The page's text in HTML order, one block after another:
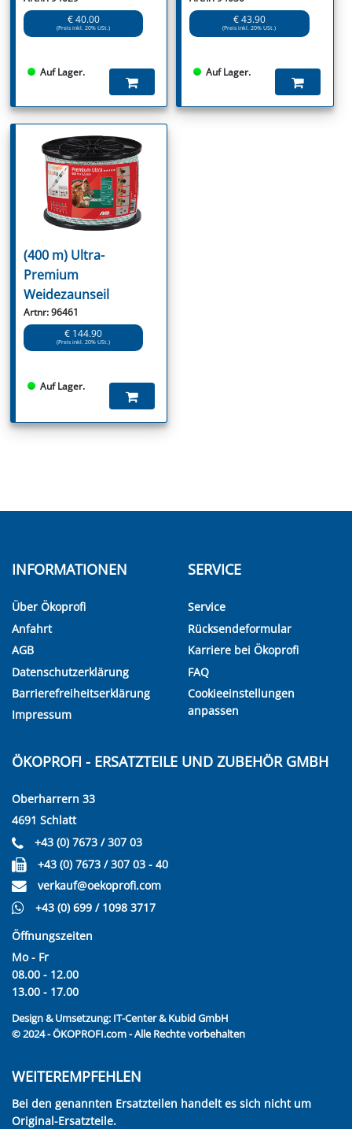
€ 40.00
(Preis inkl. 20% USt.)
Auf Lager.
€ 43.90
(Preis inkl. 20% USt.)
Auf Lager.
(400 m) Ultra-
Premium
Weidezaunseil
Artnr: 96461
€ 144.90
(Preis inkl. 20% USt.)
Auf Lager.
INFORMATIONEN
Über Ökoprofi
Anfahrt
AGB
Datenschutzerklärung
Barrierefreiheitserklärung
Impressum
SERVICE
Service
Rücksendeformular
Karriere bei Ökoprofi
FAQ
Cookieeinstellungen
anpassen
ÖKOPROFI - ERSATZTEILE UND ZUBEHÖR GMBH
Oberharrern 33
4691 Schlatt
+43 (0) 7673 / 307 03
+43 (0) 7673 / 307 03 - 40
verkauf@oekoprofi.com
+43 (0) 699 / 1098 3717
Öffnungszeiten
Mo - Fr
08.00 - 12.00
13.00 - 17.00
Design & Umsetzung: IT-Center & Kubid GmbH
© 2024 - ÖKOPROFI.com - Alle Rechte vorbehalten
WEITEREMPFEHLEN
Bei den genannten Ersatzteilen handelt es sich nicht um
Original-Ersatzteile.